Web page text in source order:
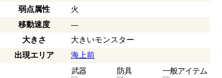
弱点属性
火
移動速度
---
大きさ
大きいモンスター
出現エリア
海上前
武器 防具 一般アイテム